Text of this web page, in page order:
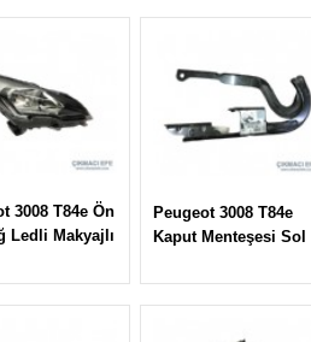
3008 T84e Ön
Ledli Makyajlı
Peugeot 3008 T84e
Kaput Menteşesi Sol